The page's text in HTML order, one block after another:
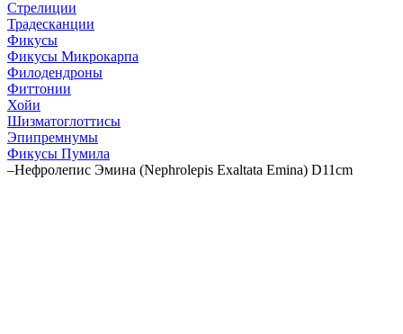
Стрелиции
Традесканции
Фикусы
Фикусы Микрокарпа
Филодендроны
Фиттонии
Хойи
Шизматоглоттисы
Эпипремнумы
Фикусы Пумила
–Нефролепис Эмина (Nephrolepis Exaltata Emina) D11cm